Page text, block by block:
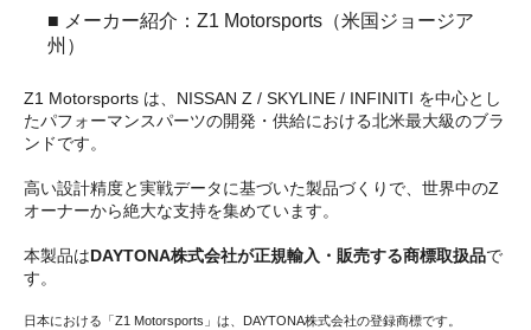
■ メーカー紹介：Z1 Motorsports（米国ジョージア
州）
Z1 Motorsports は、NISSAN Z / SKYLINE / INFINITI を中心とし
たパフォーマンスパーツの開発・供給における北米最大級のブラ
ンドです。
高い設計精度と実戦データに基づいた製品づくりで、世界中のZ
オーナーから絶大な支持を集めています。
本製品はDAYTONA株式会社が正規輸入・販売する商標取扱品で
す。
日本における「Z1 Motorsports」は、DAYTONA株式会社の登録商標です。